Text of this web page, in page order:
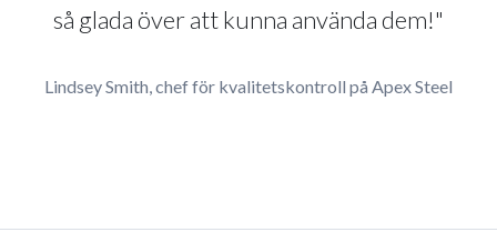
så glada över att kunna använda dem!"
Lindsey Smith, chef för kvalitetskontroll på Apex Steel